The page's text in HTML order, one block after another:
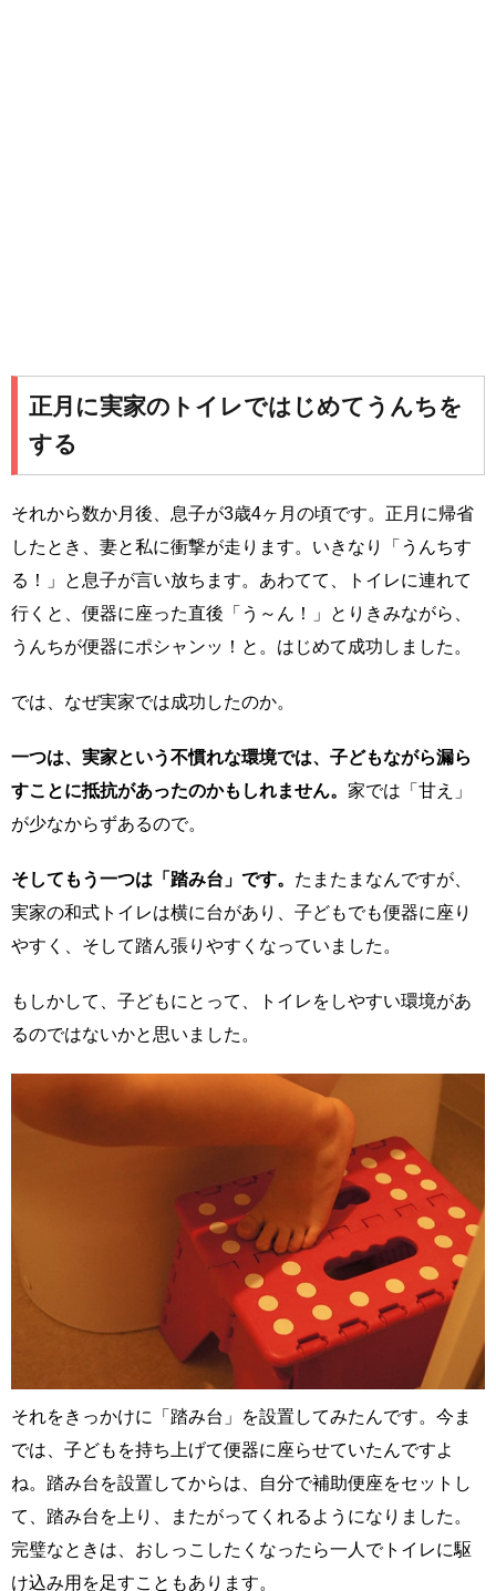
正月に実家のトイレではじめてうんちを
する
それから数か月後、息子が3歳4ヶ月の頃です。正月に帰省
したとき、妻と私に衝撃が走ります。いきなり「うんちす
る！」と息子が言い放ちます。あわてて、トイレに連れて
行くと、便器に座った直後「う～ん！」とりきみながら、
うんちが便器にポシャンッ！と。はじめて成功しました。
では、なぜ実家では成功したのか。
一つは、実家という不慣れな環境では、子どもながら漏ら
すことに抵抗があったのかもしれません。 家では「甘え」
が少なからずあるので。
そしてもう一つは「踏み台」です。 たまたまなんですが、
実家の和式トイレは横に台があり、子どもでも便器に座り
やすく、そして踏ん張りやすくなっていました。
もしかして、子どもにとって、トイレをしやすい環境があ
るのではないかと思いました。
それをきっかけに「踏み台」を設置してみたんです。今ま
では、子どもを持ち上げて便器に座らせていたんですよ
ね。踏み台を設置してからは、自分で補助便座をセットし
て、踏み台を上り、またがってくれるようになりました。
完璧なときは、おしっこしたくなったら一人でトイレに駆
け込み用を足すこともあります。